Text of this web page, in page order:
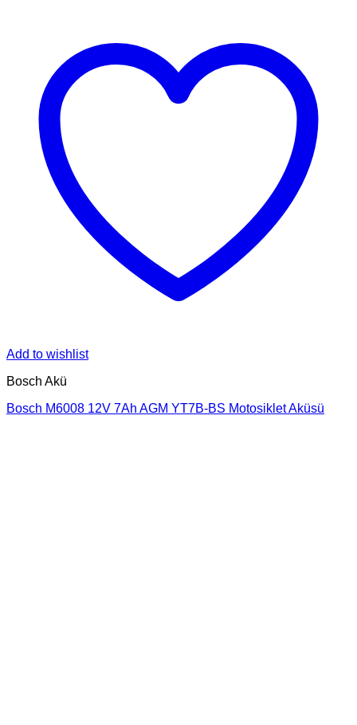
Add to wishlist
Bosch Akü
Bosch M6008 12V 7Ah AGM YT7B-BS Motosiklet Aküsü